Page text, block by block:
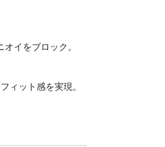
イをブロック。
ィット感を実現。